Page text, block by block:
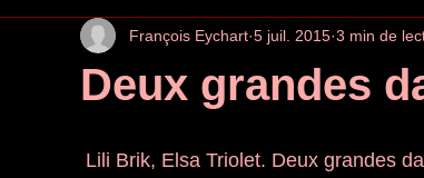
Deux grandes
François Eychart 5 juil. 2015 3 min de